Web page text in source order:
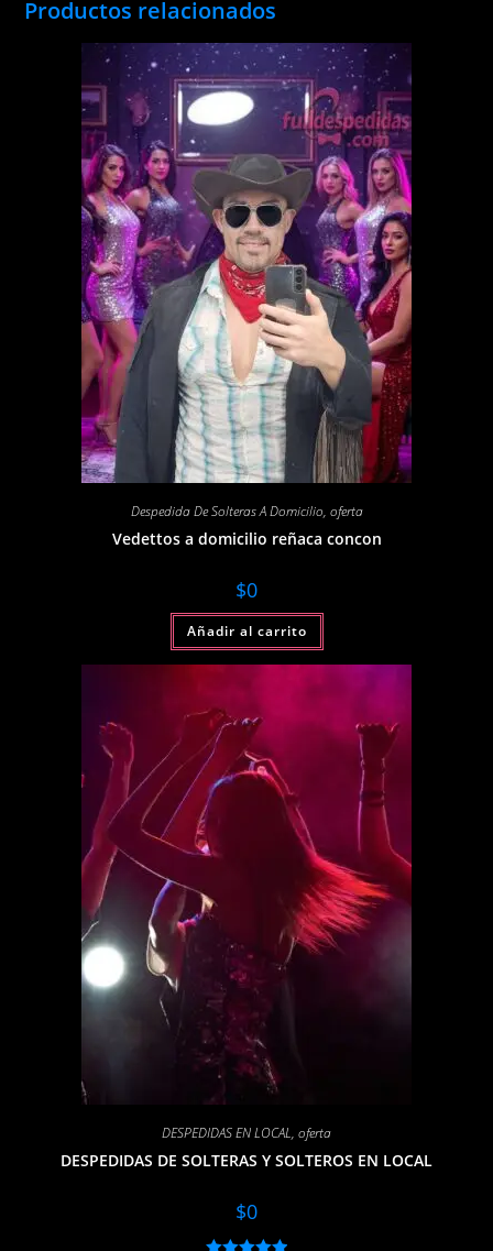
Productos relacionados
Despedida De Solteras A Domicilio, oferta
Vedettos a domicilio reñaca concon
$0
Añadir al carrito
DESPEDIDAS EN LOCAL, oferta
DESPEDIDAS DE SOLTERAS Y SOLTEROS EN LOCAL
$0